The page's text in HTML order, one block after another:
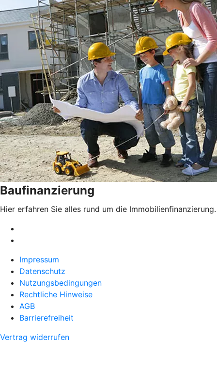
Baufinanzierung
Hier erfahren Sie alles rund um die Immobilienfinanzierung.
Impressum
Datenschutz
Nutzungsbedingungen
Rechtliche Hinweise
AGB
Barrierefreiheit
Vertrag widerrufen